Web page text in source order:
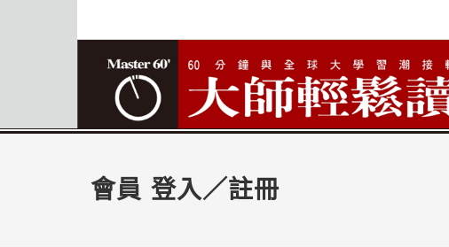
會員 登入／註冊